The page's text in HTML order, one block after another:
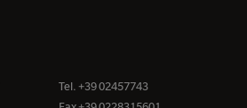
Tel. +39 02457743